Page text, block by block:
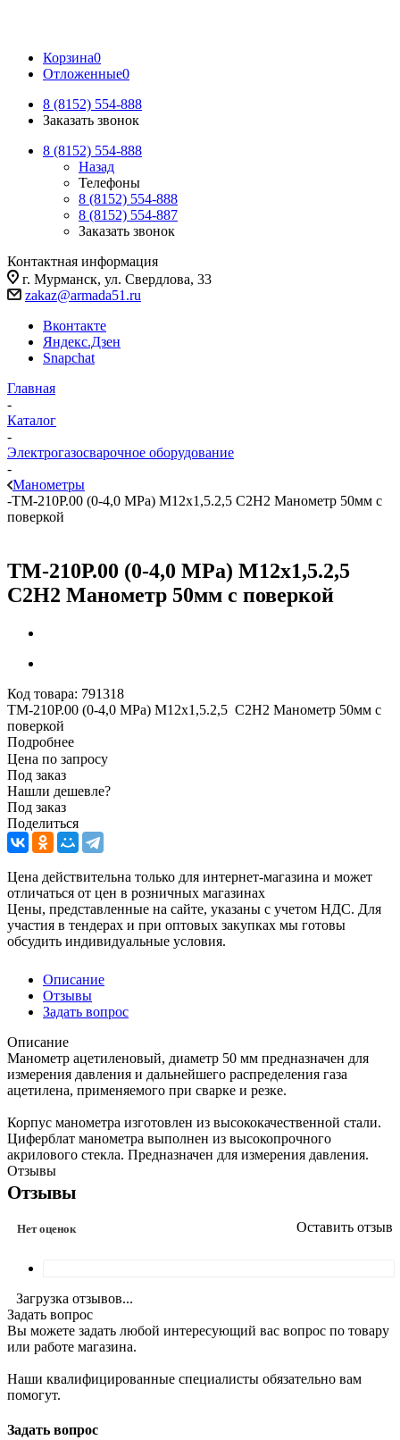
Корзина0
Отложенные0
8 (8152) 554-888
Заказать звонок
8 (8152) 554-888
Назад
Телефоны
8 (8152) 554-888
8 (8152) 554-887
Заказать звонок
Контактная информация
г. Мурманск, ул. Свердлова, 33
zakaz@armada51.ru
Вконтакте
Яндекс.Дзен
Snapchat
Главная
-
Каталог
-
Электрогазосварочное оборудование
-
Манометры
-ТМ-210Р.00 (0-4,0 МРа) М12х1,5.2,5 С2Н2 Манометр 50мм с
поверкой
ТМ-210Р.00 (0-4,0 МРа) М12х1,5.2,5
С2Н2 Манометр 50мм с поверкой
Код товара: 791318
ТМ-210Р.00 (0-4,0 МРа) М12х1,5.2,5 С2Н2 Манометр 50мм с
поверкой
Подробнее
Цена по запросу
Под заказ
Нашли дешевле?
Под заказ
Поделиться
Цена действительна только для интернет-магазина и может
отличаться от цен в розничных магазинах
Цены, представленные на сайте, указаны с учетом НДС. Для
участия в тендерах и при оптовых закупках мы готовы
обсудить индивидуальные условия.
Описание
Отзывы
Задать вопрос
Описание
Манометр ацетиленовый, диаметр 50 мм предназначен для
измерения давления и дальнейшего распределения газа
ацетилена, применяемого при сварке и резке.
Корпус манометра изготовлен из высококачественной стали.
Циферблат манометра выполнен из высокопрочного
акрилового стекла. Предназначен для измерения давления.
Отзывы
Отзывы
Нет оценок Оставить отзыв
Загрузка отзывов...
Задать вопрос
Вы можете задать любой интересующий вас вопрос по товару
или работе магазина.
Наши квалифицированные специалисты обязательно вам
помогут.
Задать вопрос